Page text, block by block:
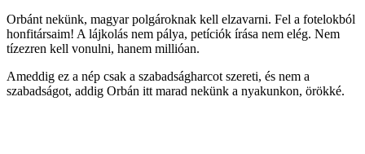
Orbánt nekünk, magyar polgároknak kell elzavarni. Fel a fotelokból
honfitársaim! A lájkolás nem pálya, petíciók írása nem elég. Nem
tízezren kell vonulni, hanem millióan.
Ameddig ez a nép csak a szabadságharcot szereti, és nem a
szabadságot, addig Orbán itt marad nekünk a nyakunkon, örökké.